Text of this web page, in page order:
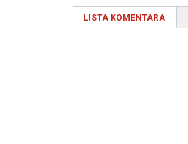
LISTA KOMENTARA